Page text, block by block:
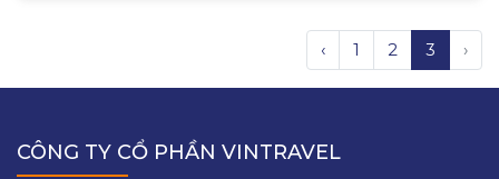
‹ 1 2 3 ›
CÔNG TY CỔ PHẦN VINTRAVEL